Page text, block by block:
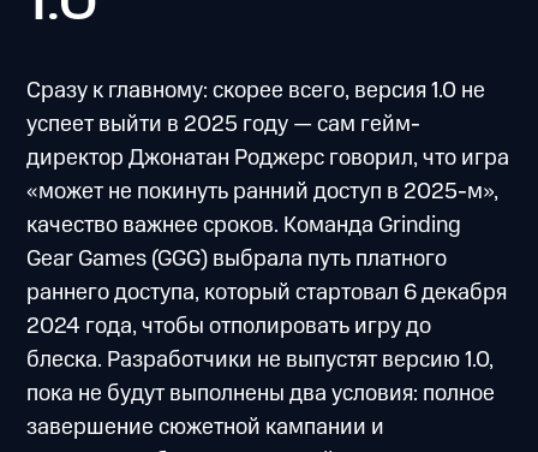
Сразу к главному: скорее всего, версия 1.0 не
успеет выйти в 2025 году — сам гейм-
директор Джонатан Роджерс говорил, что игра
«может не покинуть ранний доступ в 2025-м»,
качество важнее сроков. Команда Grinding
Gear Games (GGG) выбрала путь платного
раннего доступа, который стартовал 6 декабря
2024 года, чтобы отполировать игру до
блеска. Разработчики не выпустят версию 1.0,
пока не будут выполнены два условия: полное
завершение сюжетной кампании и